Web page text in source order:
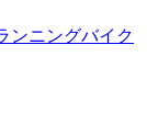
ンニングバイク